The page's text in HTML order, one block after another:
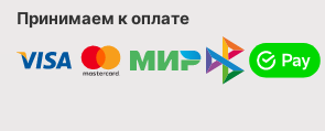
Принимаем к оплате